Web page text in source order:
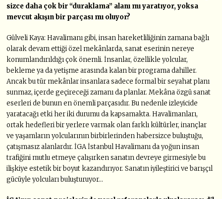
sizce daha çok bir “duraklama” alanı mı yaratıyor, yoksa
mevcut akışın bir parçası mı oluyor?
Gülveli Kaya: Havalimanı gibi, insan hareketliliğinin zamana bağlı
olarak devam ettiği özel mekânlarda, sanat eserinin nereye
konumlandırıldığı çok önemli. İnsanlar, özellikle yolcular,
bekleme ya da yetişme arasında kalan bir programa dahiller.
Ancak bu tür mekânlar insanlara sadece formal bir seyahat planı
sunmaz, içerde geçireceği zamanı da planlar. Mekâna özgü sanat
eserleri de bunun en önemli parçasıdır. Bu nedenle izleyicide
yaratacağı etki her iki durumu da kapsamakta. Havalimanları,
ortak hedefleri bir yerlere varmak olan farklı kültürler, inançlar
ve yaşamların yolcularının birbirlerinden habersizce buluştuğu,
çatışmasız alanlardır. İGA İstanbul Havalimanı da yoğun insan
trafiğini mutlu etmeye çalışırken sanatın devreye girmesiyle bu
ilişkiye estetik bir boyut kazandırıyor. Sanatın iyileştirici ve barışçıl
gücüyle yolcuları buluşturuyor…